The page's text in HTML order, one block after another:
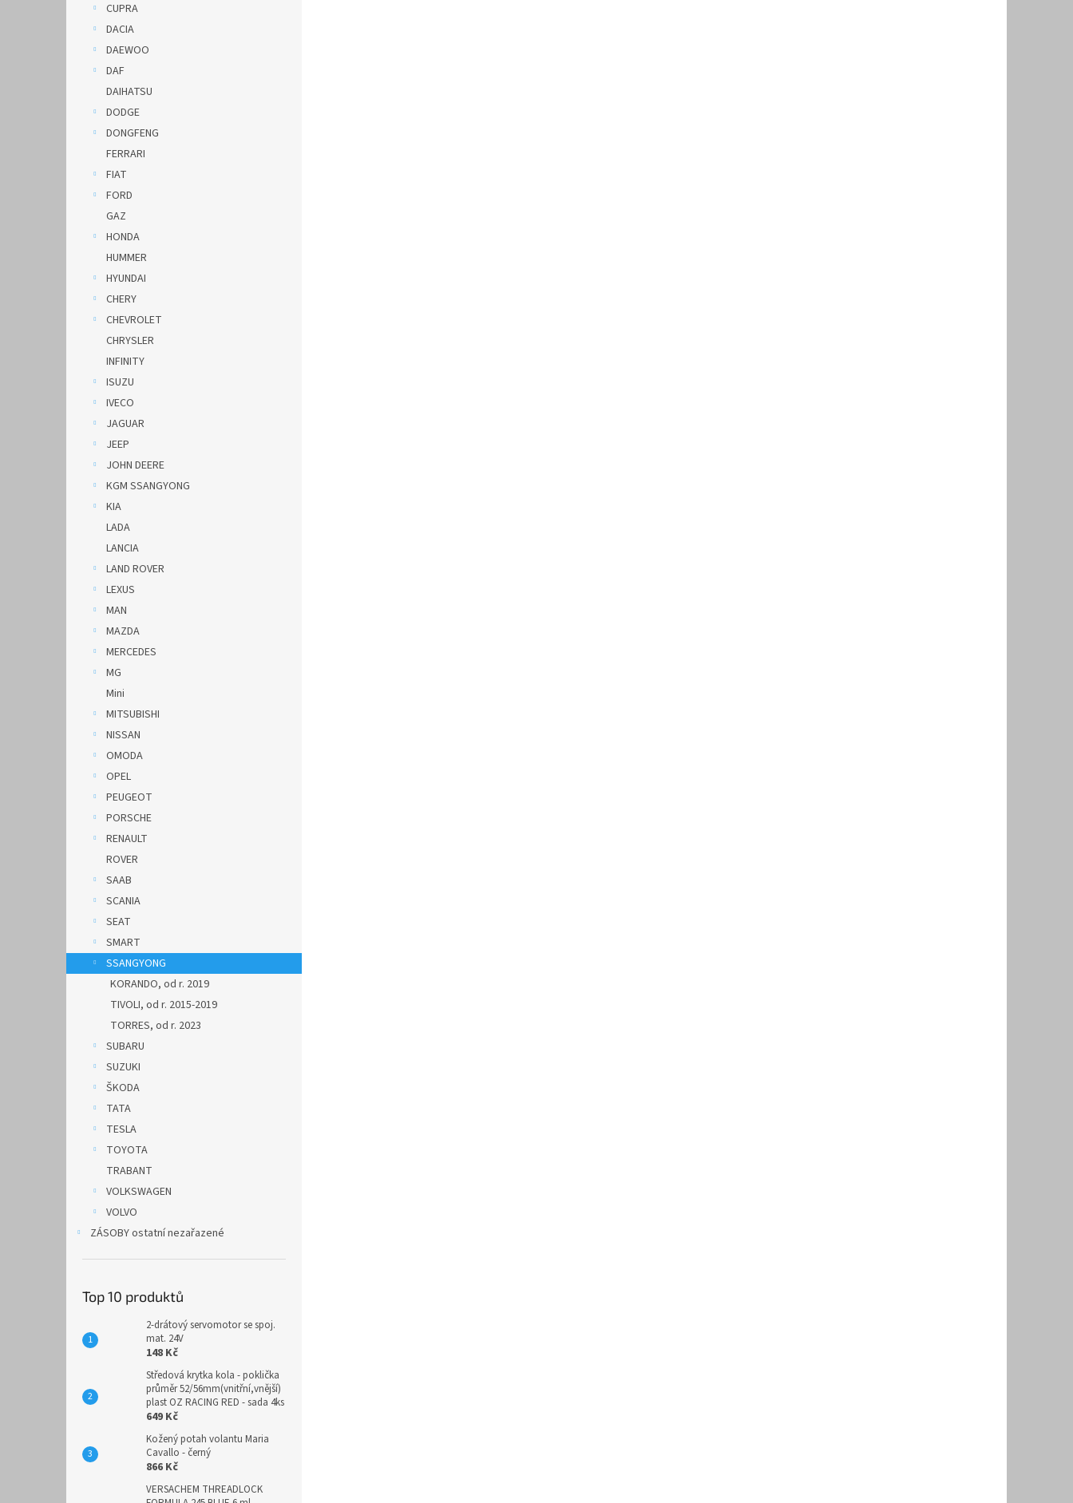
CUPRA
DACIA
DAEWOO
DAF
DAIHATSU
DODGE
DONGFENG
FERRARI
FIAT
FORD
GAZ
HONDA
HUMMER
HYUNDAI
CHERY
CHEVROLET
CHRYSLER
INFINITY
ISUZU
IVECO
JAGUAR
JEEP
JOHN DEERE
KGM SSANGYONG
KIA
LADA
LANCIA
LAND ROVER
LEXUS
MAN
MAZDA
MERCEDES
MG
Mini
MITSUBISHI
NISSAN
OMODA
OPEL
PEUGEOT
PORSCHE
RENAULT
ROVER
SAAB
SCANIA
SEAT
SMART
SSANGYONG
KORANDO, od r. 2019
TIVOLI, od r. 2015-2019
TORRES, od r. 2023
SUBARU
SUZUKI
ŠKODA
TATA
TESLA
TOYOTA
TRABANT
VOLKSWAGEN
VOLVO
ZÁSOBY ostatní nezařazené
Top 10 produktů
2-drátový servomotor se spoj.
mat. 24V
148 Kč
Středová krytka kola - poklička
průměr 52/56mm(vnitřní,vnější)
plast OZ RACING RED - sada 4ks
649 Kč
Kožený potah volantu Maria
Cavallo - černý
866 Kč
VERSACHEM THREADLOCK